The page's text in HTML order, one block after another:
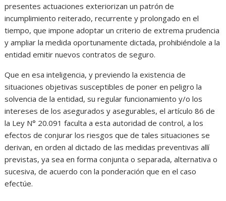
presentes actuaciones exteriorizan un patrón de
incumplimiento reiterado, recurrente y prolongado en el
tiempo, que impone adoptar un criterio de extrema prudencia
y ampliar la medida oportunamente dictada, prohibiéndole a la
entidad emitir nuevos contratos de seguro.
Que en esa inteligencia, y previendo la existencia de
situaciones objetivas susceptibles de poner en peligro la
solvencia de la entidad, su regular funcionamiento y/o los
intereses de los asegurados y asegurables, el artículo 86 de
la Ley N° 20.091 faculta a esta autoridad de control, a los
efectos de conjurar los riesgos que de tales situaciones se
derivan, en orden al dictado de las medidas preventivas allí
previstas, ya sea en forma conjunta o separada, alternativa o
sucesiva, de acuerdo con la ponderación que en el caso
efectúe.